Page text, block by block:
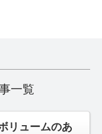
一覧
リュームのあ